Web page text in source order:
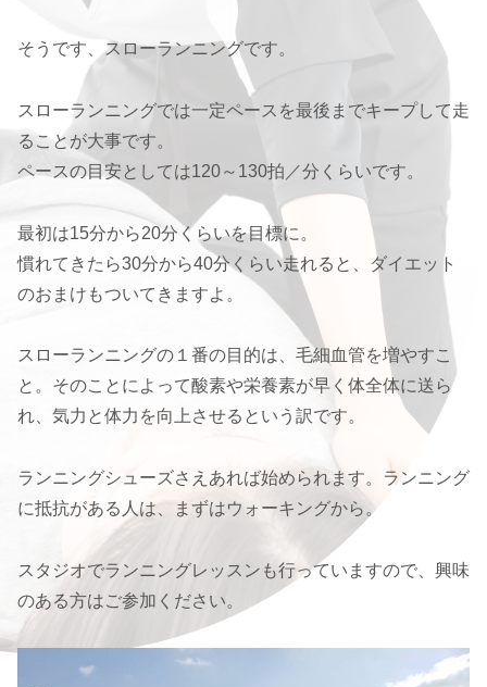
そうです、スローランニングです。
スローランニングでは一定ペースを最後までキープして走
ることが大事です。
ペースの目安としては120～130拍／分くらいです。
最初は15分から20分くらいを目標に。
慣れてきたら30分から40分くらい走れると、ダイエット
のおまけもついてきますよ。
スローランニングの１番の目的は、毛細血管を増やすこ
と。そのことによって酸素や栄養素が早く体全体に送ら
れ、気力と体力を向上させるという訳です。
ランニングシューズさえあれば始められます。ランニング
に抵抗がある人は、まずはウォーキングから。
スタジオでランニングレッスンも行っていますので、興味
のある方はご参加ください。